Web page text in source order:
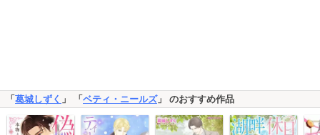
「 葛城しずく 」 「 ベティ・ニールズ」 のおすすめ作品